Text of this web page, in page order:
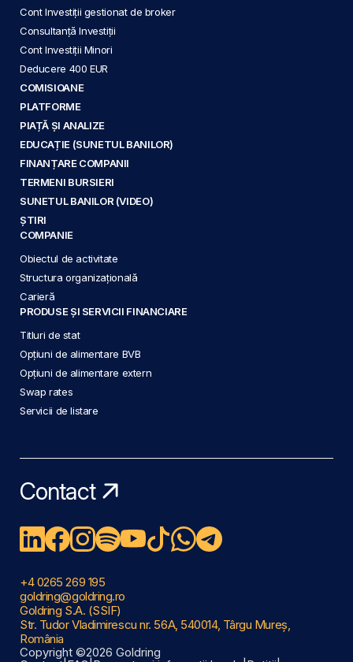
Cont Investiții gestionat de broker
Consultanță Investiții
Cont Investiții Minori
Deducere 400 EUR
COMISIOANE
PLATFORME
PIAȚĂ ȘI ANALIZE
EDUCAȚIE (SUNETUL BANILOR)
FINANȚARE COMPANII
TERMENI BURSIERI
SUNETUL BANILOR (VIDEO)
ȘTIRI
COMPANIE
Obiectul de activitate
Structura organizațională
Carieră
PRODUSE ȘI SERVICII FINANCIARE
Titluri de stat
Opțiuni de alimentare BVB
Opțiuni de alimentare extern
Swap rates
Servicii de listare
Contact
+4 0265 269 195
goldring@goldring.ro
Goldring S.A. (SSIF)
Str. Tudor Vladimirescu nr. 56A, 540014, Târgu Mureș,
România
Copyright ©2026 Goldring